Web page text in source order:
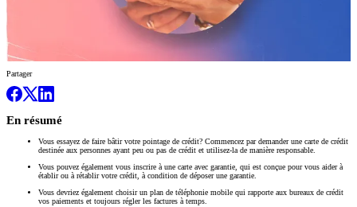
Partager
En résumé
Vous essayez de faire bâtir votre pointage de crédit? Commencez par demander une carte de crédit
destinée aux personnes ayant peu ou pas de crédit et utilisez-la de manière responsable.
Vous pouvez également vous inscrire à une carte avec garantie, qui est conçue pour vous aider à
établir ou à rétablir votre crédit, à condition de déposer une garantie.
Vous devriez également choisir un plan de téléphonie mobile qui rapporte aux bureaux de crédit
vos paiements et toujours régler les factures à temps.